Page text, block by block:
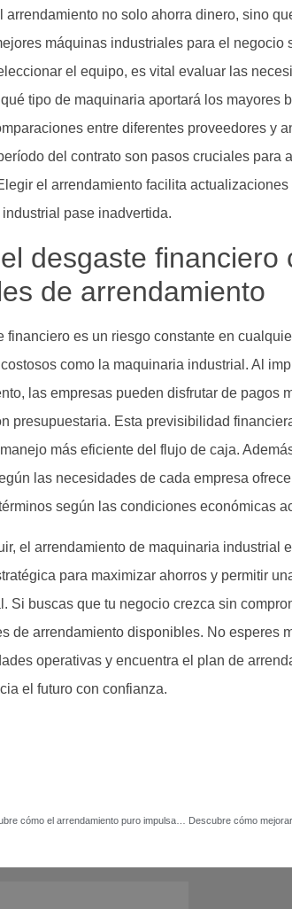
arrendamiento no solo ahorra dinero, sino
máquinas industriales para el negocio
el equipo, es vital evaluar las
tipo de maquinaria aportará los mayores
entre diferentes proveedores y
del contrato son pasos cruciales para
el arrendamiento facilita
pase inadvertida.
desgaste financiero
de arrendamiento
financiero es un riesgo constante en
como la maquinaria industrial. Al
las empresas pueden disfrutar de pagos
presupuestaria. Esta previsibilidad
más eficiente del flujo de caja.
las necesidades de cada empresa
según las condiciones económicas
el arrendamiento de maquinaria industrial
para maximizar ahorros y permitir
Si buscas que tu negocio crezca sin
de arrendamiento disponibles. No esperes
operativas y encuentra el plan de
el futuro con confianza.